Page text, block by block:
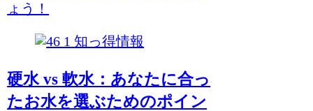
ょう！
知っ得情報
硬水 vs 軟水：あなたに合っ
たお水を選ぶためのポイン